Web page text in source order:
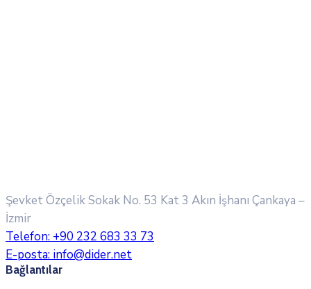
Şevket Özçelik Sokak No. 53 Kat 3 Akın İşhanı Çankaya –
İzmir
Telefon: +90 232 683 33 73
E-posta: info@dider.net
Bağlantılar